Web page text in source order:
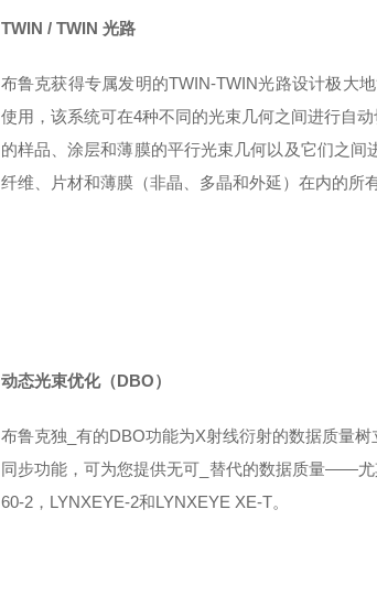
TWIN / TWIN 光路
布鲁克获得专属发明的TWIN-TWIN光路设计极大
使用，该系统可在4种不同的光束几何之间进行自
的样品、涂层和薄膜的平行光束几何以及它们之间
纤维、片材和薄膜（非晶、多晶和外延）在内的所
动态光束优化（DBO）
布鲁克独_有的DBO功能为X射线衍射的数据质量
同步功能，可为您提供无可_替代的数据质量——
60-2，LYNXEYE-2和LYNXEYE XE-T。